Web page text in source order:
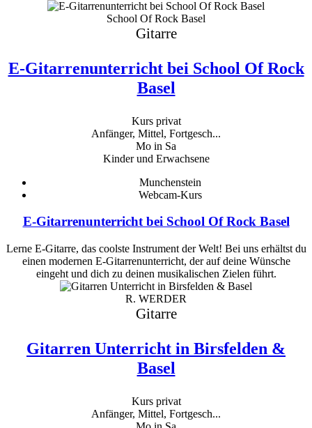
School Of Rock Basel
Gitarre
E-Gitarrenunterricht bei School Of Rock
Basel
Kurs privat
Anfänger, Mittel, Fortgesch...
Mo in Sa
Kinder und Erwachsene
Munchenstein
Webcam-Kurs
E-Gitarrenunterricht bei School Of Rock Basel
Lerne E-Gitarre, das coolste Instrument der Welt! Bei uns erhältst du
einen modernen E-Gitarrenunterricht, der auf deine Wünsche
eingeht und dich zu deinen musikalischen Zielen führt.
R. WERDER
Gitarre
Gitarren Unterricht in Birsfelden &
Basel
Kurs privat
Anfänger, Mittel, Fortgesch...